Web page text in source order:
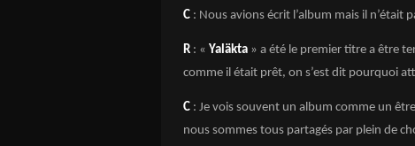
C : Nous avions écrit l’album mais il n’était
R : « Yaläkta » a été le premier titre a être
comme il était prêt, on s’est dit pourquoi
C : Je vois souvent un album comme un
nous sommes tous partagés par plein de